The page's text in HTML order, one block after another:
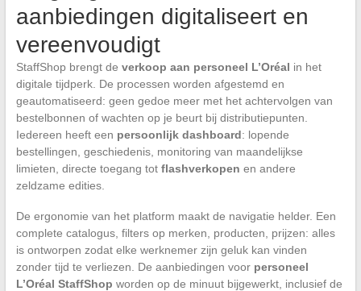
aanbiedingen digitaliseert en
vereenvoudigt
StaffShop brengt de verkoop aan personeel L’Oréal in het
digitale tijdperk. De processen worden afgestemd en
geautomatiseerd: geen gedoe meer met het achtervolgen van
bestelbonnen of wachten op je beurt bij distributiepunten.
Iedereen heeft een persoonlijk dashboard: lopende
bestellingen, geschiedenis, monitoring van maandelijkse
limieten, directe toegang tot flashverkopen en andere
zeldzame edities.
De ergonomie van het platform maakt de navigatie helder. Een
complete catalogus, filters op merken, producten, prijzen: alles
is ontworpen zodat elke werknemer zijn geluk kan vinden
zonder tijd te verliezen. De aanbiedingen voor personeel
L’Oréal StaffShop worden op de minuut bijgewerkt, inclusief de